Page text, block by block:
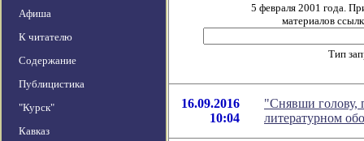
Афиша
К читателю
Содержание
Публицистика
"Курск"
Кавказ
5 февраля 2001 года.
материалов
Тип
16.09.2016
10:04
"Снявши голову,
литературном